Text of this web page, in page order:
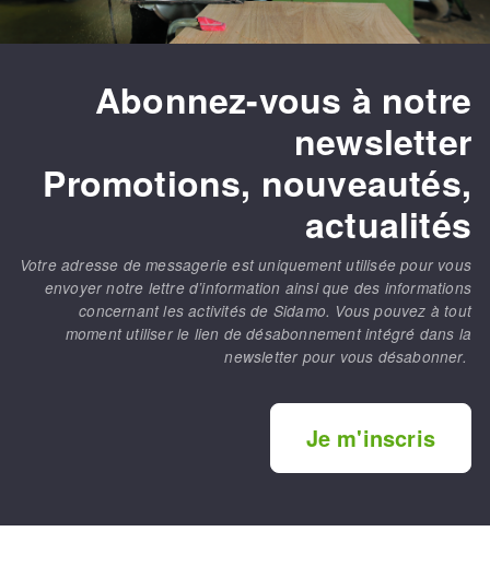
Abonnez-vous à notre
newsletter
Promotions, nouveautés,
actualités
Votre adresse de messagerie est uniquement utilisée pour vous
envoyer notre lettre d’information ainsi que des informations
concernant les activités de Sidamo. Vous pouvez à tout
moment utiliser le lien de désabonnement intégré dans la
newsletter pour vous désabonner.
Je m'inscris